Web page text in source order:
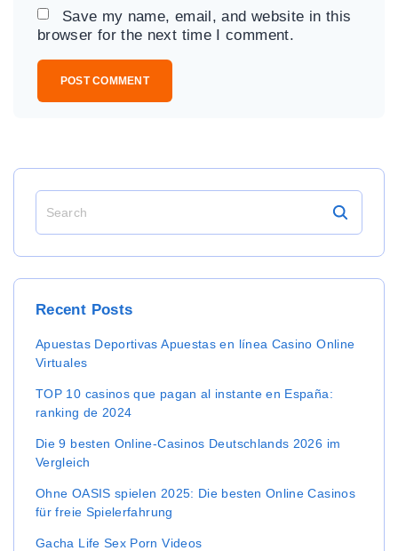
a
i
l
Save my name, email, and website in this
browser for the next time I comment.
r
c
Recent Posts
Apuestas Deportivas Apuestas en línea Casino Online
Virtuales
TOP 10 casinos que pagan al instante en España:
ranking de 2024
Die 9 besten Online-Casinos Deutschlands 2026 im
Vergleich
Ohne OASIS spielen 2025: Die besten Online Casinos
für freie Spielerfahrung
Gacha Life Sex Porn Videos